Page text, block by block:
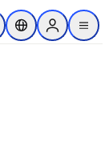
principal
búsqueda
Selector deSign in to
menu